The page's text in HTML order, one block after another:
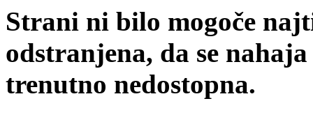
Strani ni bilo mogoče
odstranjena, da se
trenutno nedostopna.